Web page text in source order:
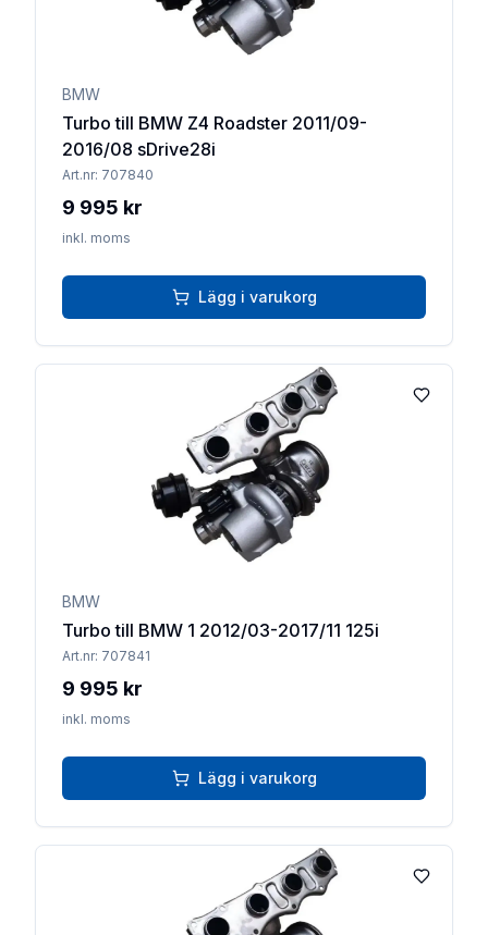
BMW
Turbo till BMW Z4 Roadster 2011/09-
2016/08 sDrive28i
Art.nr: 707840
9 995 kr
inkl. moms
Lägg i varukorg
Lägg till
BMW
Turbo till BMW 1 2012/03-2017/11 125i
Art.nr: 707841
9 995 kr
inkl. moms
Lägg i varukorg
Lägg till